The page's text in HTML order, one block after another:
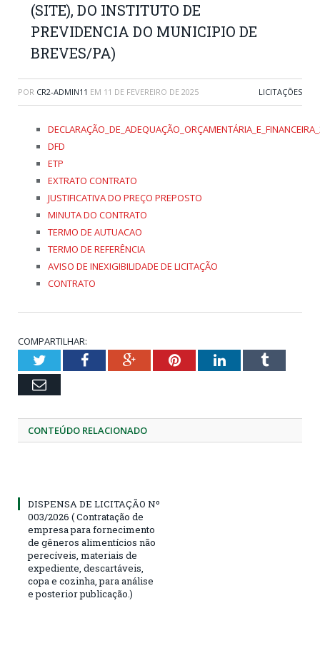
(SITE), DO INSTITUTO DE
PREVIDENCIA DO MUNICIPIO DE
BREVES/PA)
POR CR2-ADMIN11 EM 11 DE FEVEREIRO DE 2025 LICITAÇÕES
DFD
ETP
EXTRATO CONTRATO
JUSTIFICATIVA DO PREÇO PREPOSTO
MINUTA DO CONTRATO
TERMO DE AUTUACAO
TERMO DE REFERÊNCIA
AVISO DE INEXIGIBILIDADE DE LICITAÇÃO
CONTRATO
COMPARTILHAR:
TwitterFacebookGoogle+PinterestLinkedInTumblr
Email
CONTEÚDO RELACIONADO
DISPENSA DE LICITAÇÃO Nº
003/2026 ( Contratação de
empresa para fornecimento
de gêneros alimentícios não
perecíveis, materiais de
expediente, descartáveis,
copa e cozinha, para análise
e posterior publicação.)